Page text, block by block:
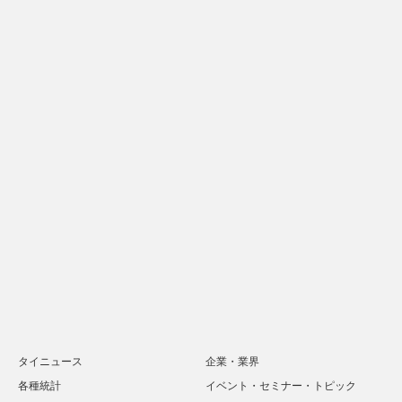
タイニュース
企業・業界
各種統計
イベント・セミナー・トピック